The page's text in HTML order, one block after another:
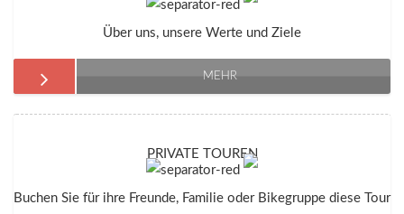
Über uns, unsere Werte und Ziele
MEHR
PRIVATE TOUREN
Buchen Sie für ihre Freunde, Familie oder Bikegruppe diese Tour